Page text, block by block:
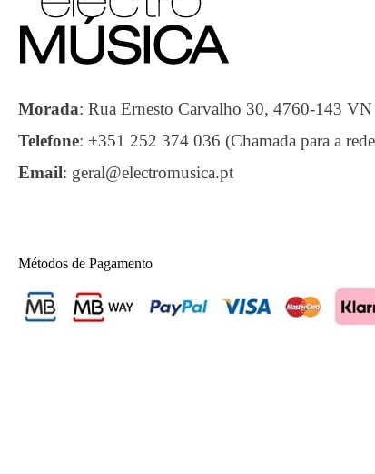
Morada: Rua Ernesto Carvalho 30, 4760-143
Telefone: +351 252 374 036 (Chamada para a
Email: geral@electromusica.pt
Métodos de Pagamento